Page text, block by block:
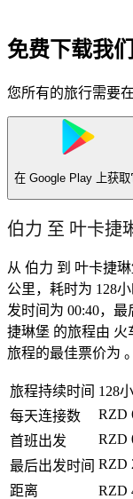
免费下载我
您所有的旅行需要
在 Google Play 上获
伯力 至 叶卡捷
从 伯力 到 叶卡捷
公里，耗时为 128
发时间为 00:40，
捷琳堡 的旅程由 火
旅程的最佳票价为 。
旅程持续时间 128
每天连接数
RZD
首班出发
RZD
最后出发时间 RZD
距离
RZD